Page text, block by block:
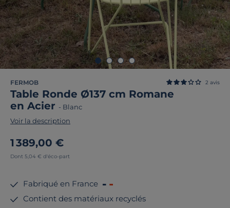
FERMOB
Table Ronde Ø137 cm Romane
en Acier - Blanc
2 avis
Voir la description
1 389,00 €
Dont 5,04 € d'éco-part
Fabriqué en France
Contient des matériaux recyclés